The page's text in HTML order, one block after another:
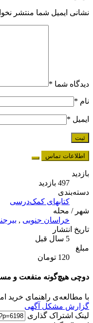
نشانی ایمیل شما منتشر
دیدگاه شما *
نام *
ایمیل *
اطلاعات تماس
بازدید
497 بازدید
دسته‌بندی
کتابهای کمک‌درسی
شهر / محله
خراسان جنوبی ,
تاریخ انتشار
5 سال قبل
مبلغ
120 تومان
دوچی هیچ‌گونه منفعت و
با مطالعه‌ی راهنمای خرید
گزارش مشکل آگهی
لینک اشتراک گذاری